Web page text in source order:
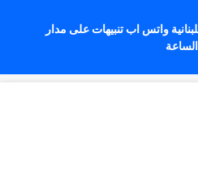
واتس اب تنبيهات على مدار
الساعة